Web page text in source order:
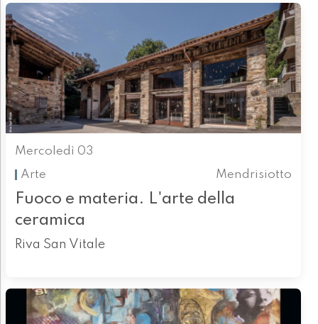
Mercoledì 03
Arte
Mendrisiotto
Fuoco e materia. L'arte della
ceramica
Riva San Vitale